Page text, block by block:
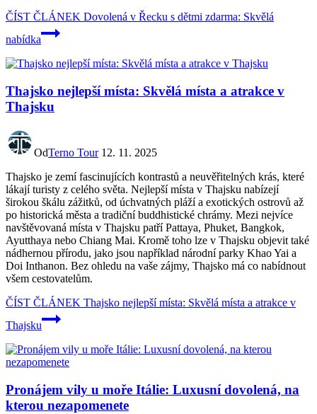
ČÍST ČLÁNEK Dovolená v Řecku s dětmi zdarma: Skvělá
nabídka
Thajsko nejlepší místa: Skvělá místa a atrakce v
Thajsku
OdTerno Tour 12. 11. 2025
Thajsko je zemí fascinujících kontrastů a neuvěřitelných krás, které
lákají turisty z celého světa. Nejlepší místa v Thajsku nabízejí
širokou škálu zážitků, od úchvatných pláží a exotických ostrovů až
po historická města a tradiční buddhistické chrámy. Mezi nejvíce
navštěvovaná místa v Thajsku patří Pattaya, Phuket, Bangkok,
Ayutthaya nebo Chiang Mai. Kromě toho lze v Thajsku objevit také
nádhernou přírodu, jako jsou například národní parky Khao Yai a
Doi Inthanon. Bez ohledu na vaše zájmy, Thajsko má co nabídnout
všem cestovatelům.
ČÍST ČLÁNEK Thajsko nejlepší místa: Skvělá místa a atrakce v
Thajsku
Pronájem vily u moře Itálie: Luxusní dovolená, na
kterou nezapomenete